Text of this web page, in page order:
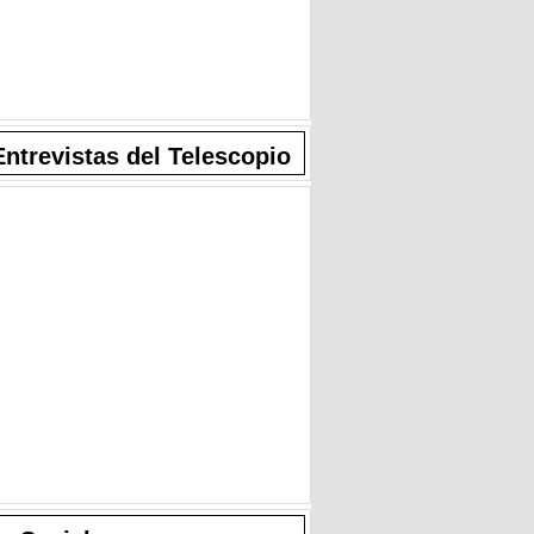
del Telescopio